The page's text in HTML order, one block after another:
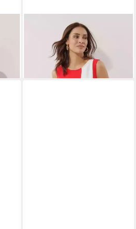
ALBA MODAShirtbluse Bluse
UVP 94,99 €